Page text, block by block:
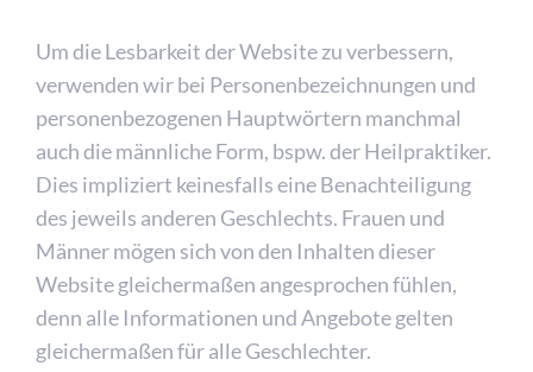
Um die Lesbarkeit der Website zu verbessern,
verwenden wir bei Personenbezeichnungen und
personenbezogenen Hauptwörtern manchmal
auch die männliche Form, bspw. der Heilpraktiker.
Dies impliziert keinesfalls eine Benachteiligung
des jeweils anderen Geschlechts. Frauen und
Männer mögen sich von den Inhalten dieser
Website gleichermaßen angesprochen fühlen,
denn alle Informationen und Angebote gelten
gleichermaßen für alle Geschlechter.